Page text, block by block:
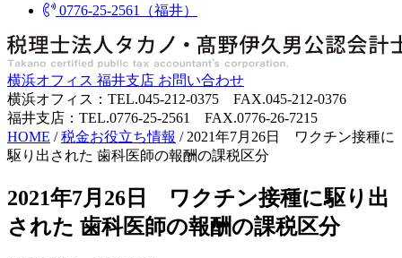
0776-25-2561（福井）
横浜オフィス 福井支店 お問い合わせ
横浜オフィス：TEL.045-212-0375 FAX.045-212-0376
福井支店：TEL.0776-25-2561 FAX.0776-26-7215
HOME /税金お役立ち情報 / 2021年7月26日 ワクチン接種に
駆り出された 歯科医師の報酬の課税区分
2021年7月26日 ワクチン接種に駆り出
された 歯科医師の報酬の課税区分